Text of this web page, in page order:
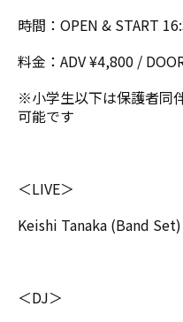
時間：OPEN & START
料金：ADV ¥4,800 /
※小学生以下は保護者同
可能です
＜LIVE＞
Keishi Tanaka (Band Set)
＜DJ＞